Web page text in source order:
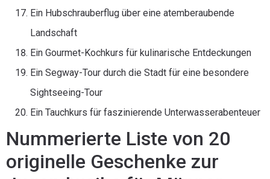
Ein Hubschrauberflug über eine atemberaubende
Landschaft
Ein Gourmet-Kochkurs für kulinarische Entdeckungen
Ein Segway-Tour durch die Stadt für eine besondere
Sightseeing-Tour
Ein Tauchkurs für faszinierende Unterwasserabenteuer
Nummerierte Liste von 20
originelle Geschenke zur